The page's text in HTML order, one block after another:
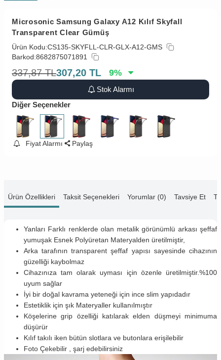
Microsonic Samsung Galaxy A12 Kılıf Skyfall
Transparent Clear Gümüş
Ürün Kodu:CS135-SKYFLL-CLR-GLX-A12-GMS
Barkod:8682875071891
337,87 TL307,20 TL 9%
Stok Alarmı
Diğer Seçenekler
Fiyat Alarmı Paylaş
Ürün Özellikleri Taksit Seçenekleri Yorumlar (0) Tavsiye Et
Yanları Farklı renklerde olan metalik görünümlü arkası şeffaf
yumuşak Esnek Polyüretan Materyalden üretilmiştir,
Arka tarafının transparent şeffaf yapısı sayesinde cihazının
güzelliği kaybolmaz
Cihazınıza tam olarak uyması için özenle üretilmiştir.%100
uyum sağlar
İyi bir doğal kavrama yeteneği için ince slim yapıdadır
Estetiklik için şık Materyaller kullanılmıştır
Köşelerine grip özelliği katılarak elden düşmeyi minimuma
düşürür
Kılıf takılı iken bütün slotlara ve butonlara erişilebilir
Foto Çekebilir , şarj edebilirsiniz